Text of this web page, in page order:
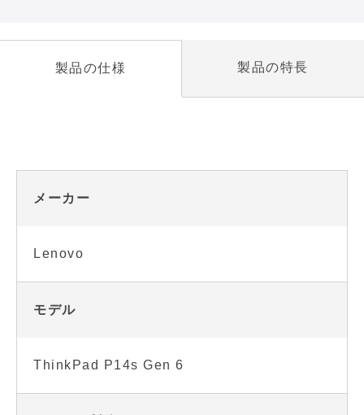
製品の仕様
メーカー
Lenovo
モデル
ThinkPad P14s Gen 6
製品の特長